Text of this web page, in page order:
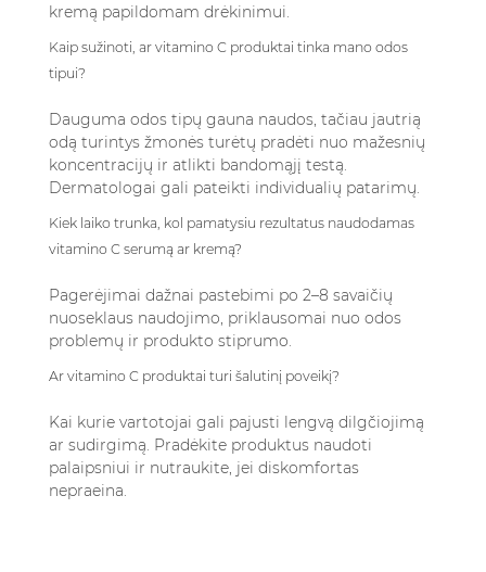
kremą papildomam drėkinimui.
Kaip sužinoti, ar vitamino C produktai tinka mano odos
tipui?
Dauguma odos tipų gauna naudos, tačiau jautrią
odą turintys žmonės turėtų pradėti nuo mažesnių
koncentracijų ir atlikti bandomąjį testą.
Dermatologai gali pateikti individualių patarimų.
Kiek laiko trunka, kol pamatysiu rezultatus naudodamas
vitamino C serumą ar kremą?
Pagerėjimai dažnai pastebimi po 2–8 savaičių
nuoseklaus naudojimo, priklausomai nuo odos
problemų ir produkto stiprumo.
Ar vitamino C produktai turi šalutinį poveikį?
Kai kurie vartotojai gali pajusti lengvą dilgčiojimą
ar sudirgimą. Pradėkite produktus naudoti
palaipsniui ir nutraukite, jei diskomfortas
nepraeina.